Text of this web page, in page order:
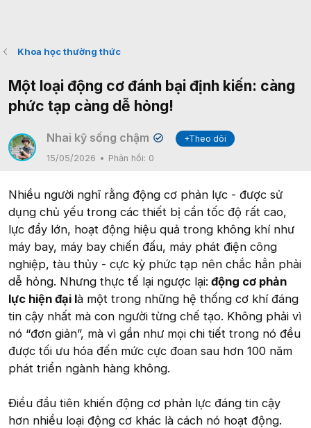
Khoa học thường thức
Một loại động cơ đánh bại định kiến: càng
phức tạp càng dễ hỏng!
Nhai kỹ sống chậm ✔
+Theo dõi
15/05/2026
Phản hồi: 0
Nhiều người nghĩ rằng động cơ phản lực - được sử
dụng chủ yếu trong các thiết bị cần tốc độ rất cao,
lực đẩy lớn, hoạt động hiệu quả trong không khí như
máy bay, máy bay chiến đấu, máy phát điện công
nghiệp, tàu thủy - cực kỳ phức tạp nên chắc hẳn phải
dễ hỏng. Nhưng thực tế lại ngược lại: động cơ phản
lực hiện đại là một trong những hệ thống cơ khí đáng
tin cậy nhất mà con người từng chế tạo. Không phải vì
nó “đơn giản”, mà vì gần như mọi chi tiết trong nó đều
được tối ưu hóa đến mức cực đoan sau hơn 100 năm
phát triển ngành hàng không.
Điều đầu tiên khiến động cơ phản lực đáng tin cậy
hơn nhiều loại động cơ khác là cách nó hoạt động.